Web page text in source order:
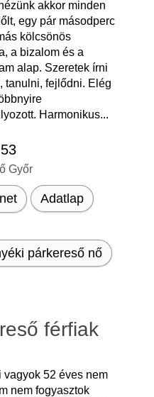
akkor minden
egy pár másodperc
kölcsönös
a bizalom és a
alap. Szeretek írni
tanulni, fejlődni. Elég
Harmonikus...
Győr
Adatlap
párkereső nő
férfiak
vagyok 52 éves nem
nem fogyasztok